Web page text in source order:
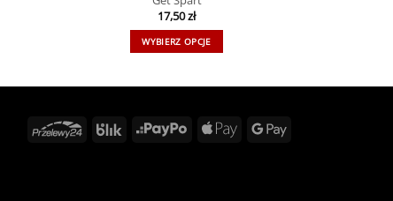
17,50zł
WYBIERZ OPCJE